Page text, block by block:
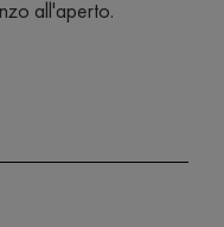
all'aperto.